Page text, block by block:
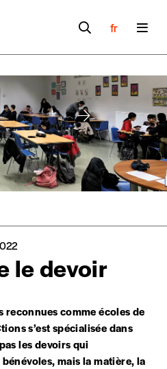
fr
le devoir
comme écolesde
s’est spécialiséedans
les devoirs qui
bénévoles, mais la matière, la